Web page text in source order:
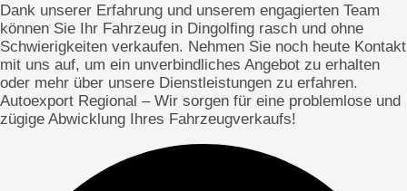
Dank unserer Erfahrung und unserem engagierten Team
können Sie Ihr Fahrzeug in Dingolfing rasch und ohne
Schwierigkeiten verkaufen. Nehmen Sie noch heute Kontakt
mit uns auf, um ein unverbindliches Angebot zu erhalten
oder mehr über unsere Dienstleistungen zu erfahren.
Autoexport Regional – Wir sorgen für eine problemlose und
zügige Abwicklung Ihres Fahrzeugverkaufs!